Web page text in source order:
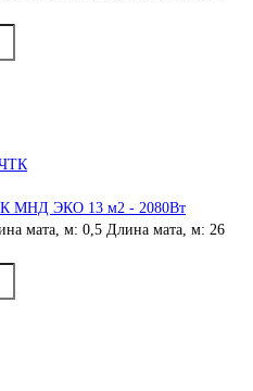
МНД ЭКО 13 м2 - 2080Вт
мата, м: 0,5 Длина мата, м: 26